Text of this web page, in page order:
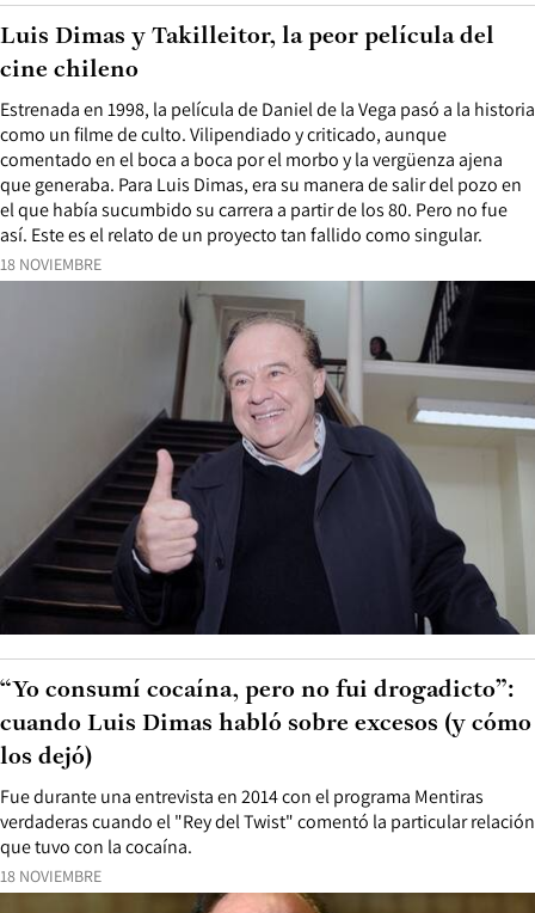
18 NOVIEMBRE
Estrenada en 1998, la película de Daniel de la Vega pasó a la historia
como un filme de culto. Vilipendiado y criticado, aunque
comentado en el boca a boca por el morbo y la vergüenza ajena
que generaba. Para Luis Dimas, era su manera de salir del pozo en
el que había sucumbido su carrera a partir de los 80. Pero no fue
así. Este es el relato de un proyecto tan fallido como singular.
Luis Dimas y Takilleitor, la peor película del
cine chileno
18 NOVIEMBRE
Fue durante una entrevista en 2014 con el programa Mentiras
verdaderas cuando el "Rey del Twist" comentó la particular relación
que tuvo con la cocaína.
“Yo consumí cocaína, pero no fui drogadicto”:
cuando Luis Dimas habló sobre excesos (y cómo
los dejó)